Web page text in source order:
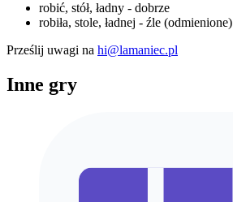
robić, stół, ładny - dobrze
robiła, stole, ładnej - źle (odmienione)
Prześlij uwagi na hi@lamaniec.pl
Inne gry